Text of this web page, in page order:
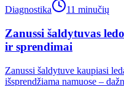
Diagnostika
11 minučių
Zanussi šaldytuvas
ir sprendimai
Zanussi šaldytuve kaupiasi
išsprendžiama namuose –